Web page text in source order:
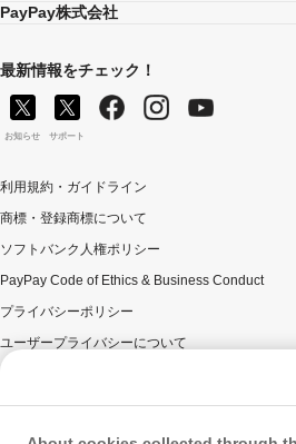
PayPay株式会社
最新情報をチェック！
お知らせ サポート
利用規約・ガイドライン
商標・登録商標について
ソフトバンク人権ポリシー
PayPay Code of Ethics & Business Conduct
プライバシーポリシー
ユーザープライバシーについて
ウェブサイト利用規約
反社会的勢力に対する方針